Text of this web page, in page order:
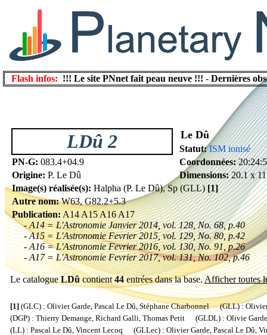
Flash infos: !!! Le site PNnet fait peau neuve !!! - Dernières
LDû 2 Le Dû
Statut: ISM ionisé
PN-G: 083.4+04.9 Coordonnées:
Origine: P. Le Dû Dimensions:20.1 x
Image(s) réalisée(s): Halpha (P. Le Dû), Sp (GLL)[1]
Autre nom:W63, G82.2+5.3
Publication:A14 A15 A16 A17
- A14 = L'Astronomie Janvier 2014, vol. 128, No. 68, p.40
- A15 = L'Astronomie Fevrier 2015, vol. 129, No. 80, p.42
- A16 = L'Astronomie Fevrier 2016, vol. 130, No. 91, p.26
- A17 = L'Astronomie Fevrier 2017, vol. 131, No. 102, p.46
Le catalogueLDûcontient44entrées dans la base.Afficher toutes
[1] (GLC) : Olivier Garde, Pascal Le Dû, Stéphane Charbonnel (GLL) :
(DGP) : Thierry Demange, Richard Galli, Thomas Petit (GLDL) : Olivie
(LL) : Pascal Le Dû, Vincent Lecoq (GLLec) : Olivier Garde, Pascal Le Dû,